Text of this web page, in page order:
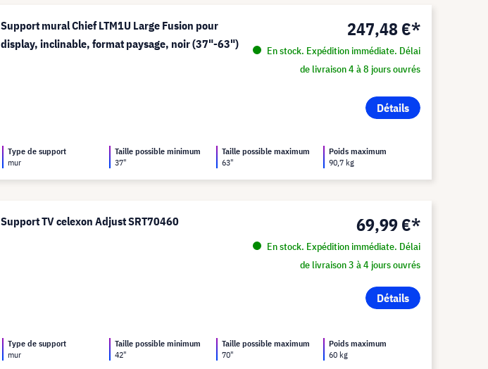
Support mural Chief LTM1U Large Fusion pour
display, inclinable, format paysage, noir (37"-63")
247,48 €*
En stock. Expédition immédiate. Délai
de livraison 4 à 8 jours ouvrés
Détails
Type de support
mur
Taille possible minimum
37"
Taille possible maximum
63"
Poids maximum
90,7 kg
Support TV celexon Adjust SRT70460 69,99 €*
En stock. Expédition immédiate. Délai
de livraison 3 à 4 jours ouvrés
Détails
Type de support
mur
Taille possible minimum
42"
Taille possible maximum
70"
Poids maximum
60 kg